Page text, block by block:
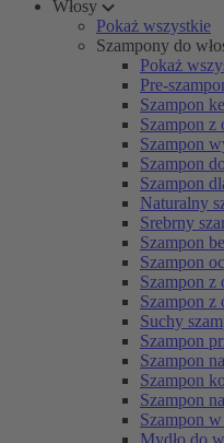
Włosy
Pokaż wszystkie
Szampony do
Pokaż
Pre-
Szampon
Szampon z
Szampon
Szampon
Szampon
Naturalny
Srebrny
Szampon
Szampon
Szampon z
Szampon z
Suchy
Szampon
Szampon
Szampon
Szampon
Szampon
Mydło do